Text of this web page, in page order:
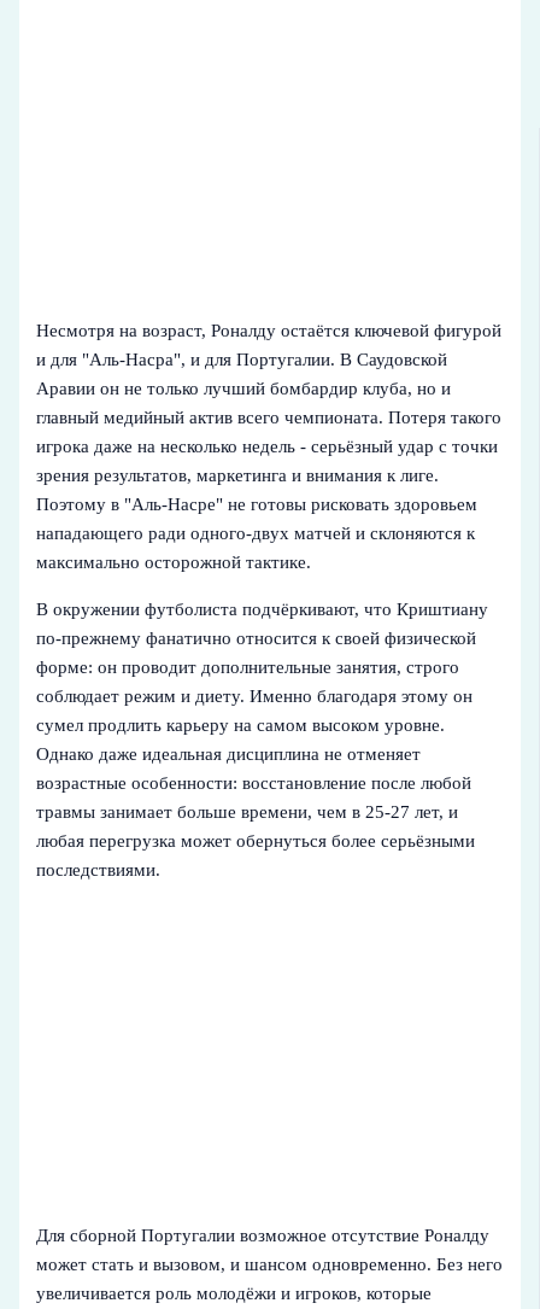
Несмотря на возраст, Роналду остаётся ключевой фигурой
и для "Аль-Насра", и для Португалии. В Саудовской
Аравии он не только лучший бомбардир клуба, но и
главный медийный актив всего чемпионата. Потеря такого
игрока даже на несколько недель - серьёзный удар с точки
зрения результатов, маркетинга и внимания к лиге.
Поэтому в "Аль-Насре" не готовы рисковать здоровьем
нападающего ради одного-двух матчей и склоняются к
максимально осторожной тактике.
В окружении футболиста подчёркивают, что Криштиану
по-прежнему фанатично относится к своей физической
форме: он проводит дополнительные занятия, строго
соблюдает режим и диету. Именно благодаря этому он
сумел продлить карьеру на самом высоком уровне.
Однако даже идеальная дисциплина не отменяет
возрастные особенности: восстановление после любой
травмы занимает больше времени, чем в 25-27 лет, и
любая перегрузка может обернуться более серьёзными
последствиями.
Для сборной Португалии возможное отсутствие Роналду
может стать и вызовом, и шансом одновременно. Без него
увеличивается роль молодёжи и игроков, которые